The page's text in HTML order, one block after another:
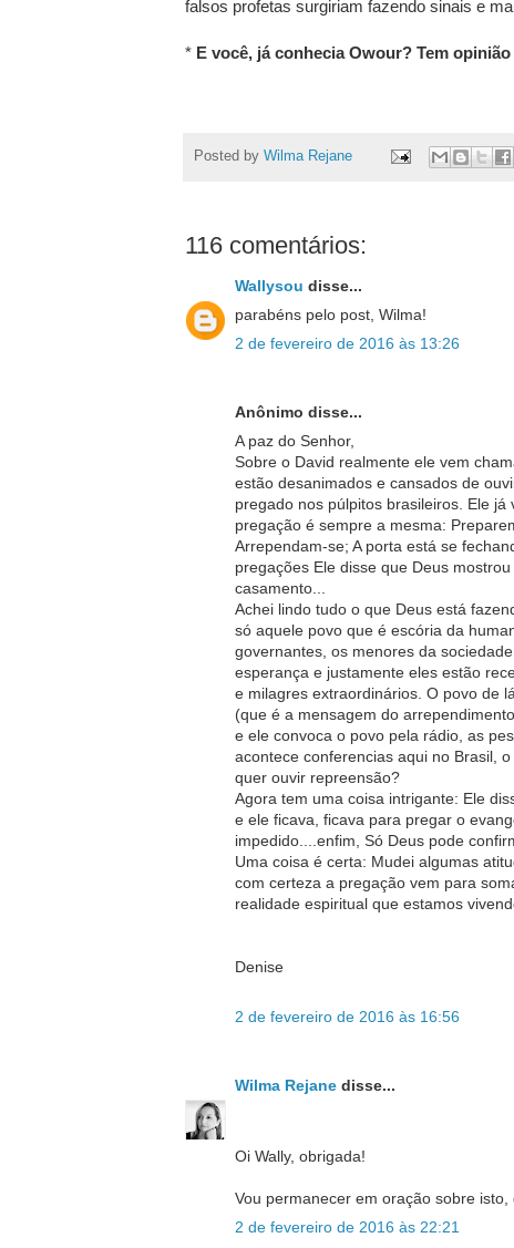
falsos profetas surgiriam fazendo sinais e
* E você, já conhecia Owour? Tem
Posted by Wilma Rejane
116 comentários:
Wallysou disse...
parabéns pelo post, Wilma!
2 de fevereiro de 2016 às 13:26
Anônimo disse...
A paz do Senhor,
Sobre o David realmente ele vem
estão desanimados e cansados de
pregado nos púlpitos brasileiros. Ele
pregação é sempre a mesma:
Arrependam-se; A porta está se
pregações Ele disse que Deus
casamento...
Achei lindo tudo o que Deus está
só aquele povo que é escória da
governantes, os menores da
esperança e justamente eles estão
e milagres extraordinários. O povo de
(que é a mensagem do
e ele convoca o povo pela rádio, as
acontece conferencias aqui no Brasil,
quer ouvir repreensão?
Agora tem uma coisa intrigante: Ele
e ele ficava, ficava para pregar o
impedido....enfim, Só Deus pode
Uma coisa é certa: Mudei algumas
com certeza a pregação vem para
realidade espiritual que estamos
Denise
2 de fevereiro de 2016 às 16:56
Wilma Rejanedisse...
Oi Wally, obrigada!
Vou permanecer em oração sobre isto,
2 de fevereiro de 2016 às 22:21